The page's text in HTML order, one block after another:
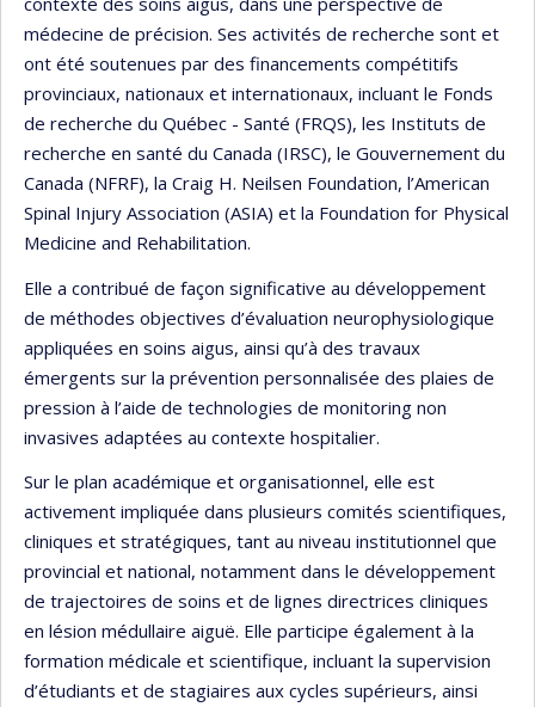
médecine de précision. Ses activités de recherche sont et
ont été soutenues par des financements compétitifs
provinciaux, nationaux et internationaux, incluant le Fonds
de recherche du Québec - Santé (FRQS), les Instituts de
recherche en santé du Canada (IRSC), le Gouvernement du
Canada (NFRF), la Craig H. Neilsen Foundation, l’American
Spinal Injury Association (ASIA) et la Foundation for Physical
Medicine and Rehabilitation.
Elle a contribué de façon significative au développement
de méthodes objectives d’évaluation neurophysiologique
appliquées en soins aigus, ainsi qu’à des travaux
émergents sur la prévention personnalisée des plaies de
pression à l’aide de technologies de monitoring non
invasives adaptées au contexte hospitalier.
Sur le plan académique et organisationnel, elle est
activement impliquée dans plusieurs comités scientifiques,
cliniques et stratégiques, tant au niveau institutionnel que
provincial et national, notamment dans le développement
de trajectoires de soins et de lignes directrices cliniques
en lésion médullaire aiguë. Elle participe également à la
formation médicale et scientifique, incluant la supervision
d’étudiants et de stagiaires aux cycles supérieurs, ainsi